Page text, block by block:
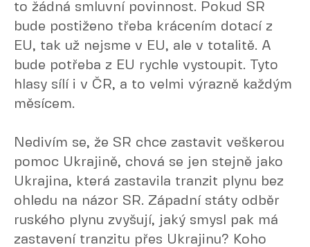
to žádná smluvní povinnost. Pokud SR
bude postiženo třeba krácením dotací z
EU, tak už nejsme v EU, ale v totalitě. A
bude potřeba z EU rychle vystoupit. Tyto
hlasy sílí i v ČR, a to velmi výrazně každým
měsícem.
Nedivím se, že SR chce zastavit veškerou
pomoc Ukrajině, chová se jen stejně jako
Ukrajina, která zastavila tranzit plynu bez
ohledu na názor SR. Západní státy odběr
ruského plynu zvyšují, jaký smysl pak má
zastavení tranzitu přes Ukrajinu? Koho